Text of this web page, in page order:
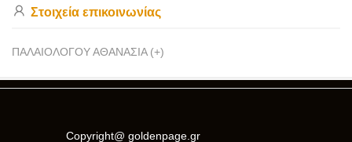
Στοιχεία επικοινωνίας
ΠΑΛΑΙΟΛΟΓΟΥ ΑΘΑΝΑΣΙΑ (+)
Copyright@ goldenpage.gr